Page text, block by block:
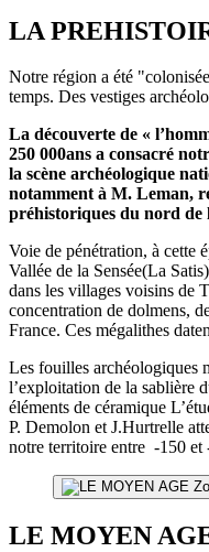
LA
Notre région a été
temps. Des vestiges
La découverte de «
250 000ans a consacré
la scène archéologique
notamment à M. Leman,
préhistoriques du nord de
Voie de pénétration, à cette
Vallée de la Sensée(La
dans les villages voisins de
concentration de dolmens,
France. Ces mégalithes
Les fouilles archéologiques
l’exploitation de la sablière
éléments de céramique
P. Demolon et J.Hurtrelle
notre territoire entre -150 et
LE MOYEN